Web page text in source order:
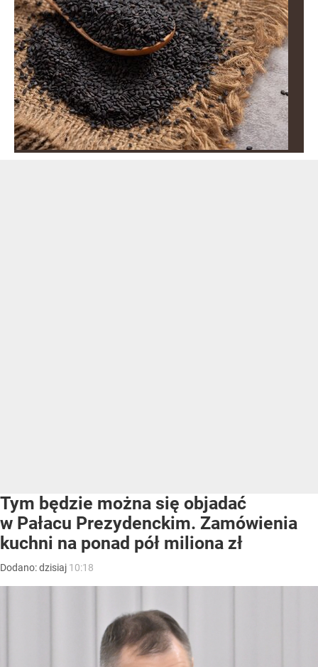
Tym będzie można się objadać
w Pałacu Prezydenckim. Zamówienia
kuchni na ponad pół miliona zł
Dodano:dzisiaj 10:18